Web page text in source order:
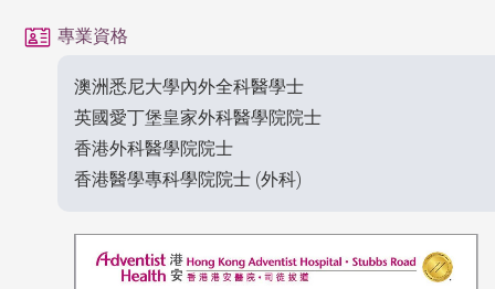
專業資格
澳洲悉尼大學內外全科醫學士
英國愛丁堡皇家外科醫學院院士
香港外科醫學院院士
香港醫學專科學院院士 (外科)